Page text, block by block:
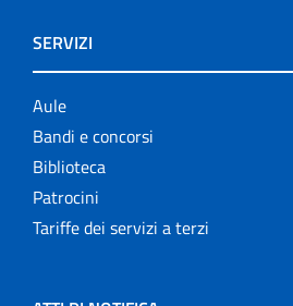
SERVIZI
Aule
Bandi e concorsi
Biblioteca
Patrocini
Tariffe dei servizi a terzi